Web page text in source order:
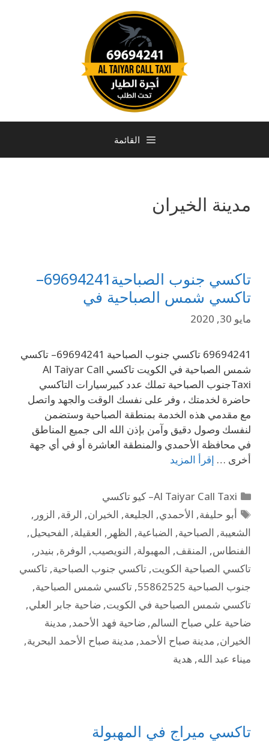
القائمة
مدينة الخيران
تاكسي جنوب الصباحية69694241–
تاكسي شمس الصباحية في
مايو 30, 2020
69694241 تاكسي جنوب الصباحية 69694241– تاكسي
شمس الصباحية في الكويت تاكسي Al Taiyar Call
Taxiجنوب الصباحية تملك عدد كبيرسيارات التاكسي
حاضرة لخدمتك ، وفر على نفسك الوقت والجهد واتصل
مع مقدمي هذه الخدمة بمنطقة الصباحية وستضمن
لنفسك وصول دقيق وآمن بإذن الله الى جميع المناطق
في محافظة الأحمدي والمنطقة العاشرة أو في أي جهة
أخرى … إقرأ المزيد
Al Taiyar Call Taxi– كيو تاكسي
أبو حليفة, الأحمدي, الجليعة, الخيران, الرقة, الزور ,
الشعيبة, الصباحية, الضباعية, الظهر , العقيلة, الفحيحيل,
الفنطاس, المنقف, المهبولة, النويصيب, الوفرة, بنيدر ,
تاكسي الصباحية الكويت, تاكسي جنوب الصباحية, تاكسي
جنوب الصباحية 55862525
, تاكسي شمس الصباحية,
تاكسي شمس الصباحية في الكويت, ضاحية جابر العلي,
ضاحية علي صباح السالم, ضاحية فهد الأحمد, مدينة
الخيران, مدينة صباح الأحمد, مدينة صباح الأحمد البحرية,
ميناء عبد الله, هدية
تاكسي ميراج في المهبولة